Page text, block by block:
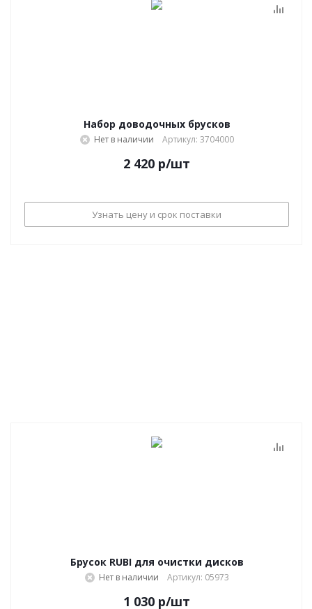
Набор доводочных брусков
Нет в наличии Артикул: 3704000
2 420 р/шт
Узнать цену и срок поставки
Брусок RUBI для очистки дисков
Нет в наличии Артикул: 05973
1 030 р/шт